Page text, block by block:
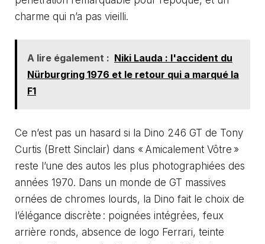
charme qui n’a pas vieilli.
A lire également : Niki Lauda : l'accident du
Nürburgring 1976 et le retour qui a marqué la
F1
Ce n’est pas un hasard si la Dino 246 GT de Tony
Curtis (Brett Sinclair) dans « Amicalement Vôtre »
reste l’une des autos les plus photographiées des
années 1970. Dans un monde de GT massives
ornées de chromes lourds, la Dino fait le choix de
l’élégance discrète : poignées intégrées, feux
arrière ronds, absence de logo Ferrari, teinte